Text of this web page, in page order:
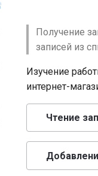
Получение
записей из
Изучение
интернет-
Чтение